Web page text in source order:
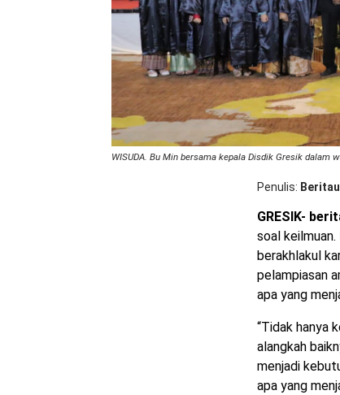
WISUDA. Bu Min bersama kepala Disdik Gresik dalam
Penulis
GRESIK-
soal keilmuan.
berakhlakul
pelampiasan
apa yang
“Tidak hanya
alangkah
menjadi
apa yang